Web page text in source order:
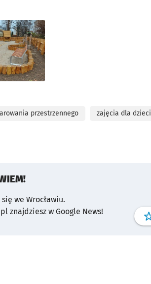
przestrzennego zajęcia dla dzieci
we Wrocławiu.
znajdziesz w Google News!